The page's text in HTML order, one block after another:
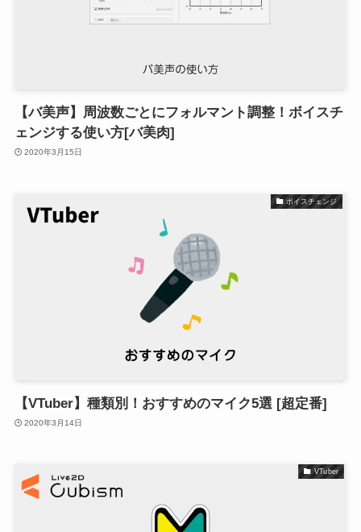
【バ美声】周波数ごとにフォルマント調整！ボイスチ
ェンジする使い方[バ美肉]
2020年3月15日
ボイスチェンジ
【VTuber】種類別！おすすめのマイク5選 [超定番]
2020年3月14日
VTuber